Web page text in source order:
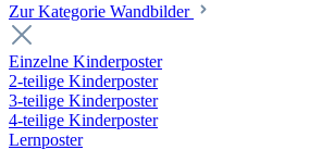
Zur Kategorie Wandbilder
Einzelne Kinderposter
2-teilige Kinderposter
3-teilige Kinderposter
4-teilige Kinderposter
Lernposter